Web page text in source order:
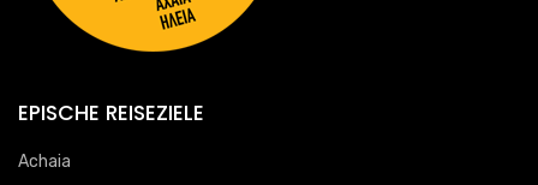
EPISCHE REISEZIELE
Achaia